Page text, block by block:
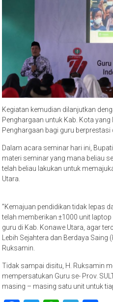
Kegiatan kemudian dilanjutkan
Penghargaan untuk Kab. Kota yang
Penghargaan bagi guru berprestasi
Dalam acara seminar hari ini,
materi seminar yang mana beliau
telah beliau lakukan untuk
Utara.
”Kemajuan pendidikan tidak lepas
telah memberikan ±1000 unit
guru di Kab. Konawe Utara, agar
Lebih Sejahtera dan Berdaya Saing
Ruksamin.
Tidak sampai disitu, H. Ruksamin
mempersatukan Guru se- Prov.
masing – masing satu unit untuk